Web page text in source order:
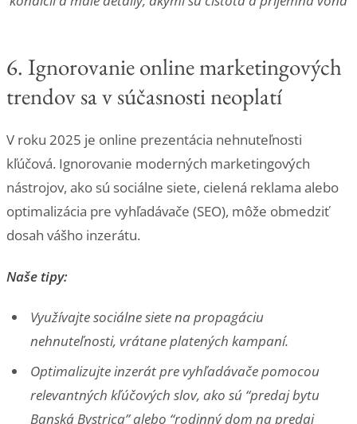
6. Ignorovanie online marketingových
trendov sa v súčasnosti neoplatí
V roku 2025 je online prezentácia nehnuteľnosti
kľúčová. Ignorovanie moderných marketingových
nástrojov, ako sú sociálne siete, cielená reklama alebo
optimalizácia pre vyhľadávače (SEO), môže obmedziť
dosah vášho inzerátu.
Naše tipy:
Využívajte sociálne siete na propagáciu
nehnuteľnosti, vrátane platených kampaní.
Optimalizujte inzerát pre vyhľadávače pomocou
relevantných kľúčových slov, ako sú “predaj bytu
Banská Bystrica” alebo “rodinný dom na predaj